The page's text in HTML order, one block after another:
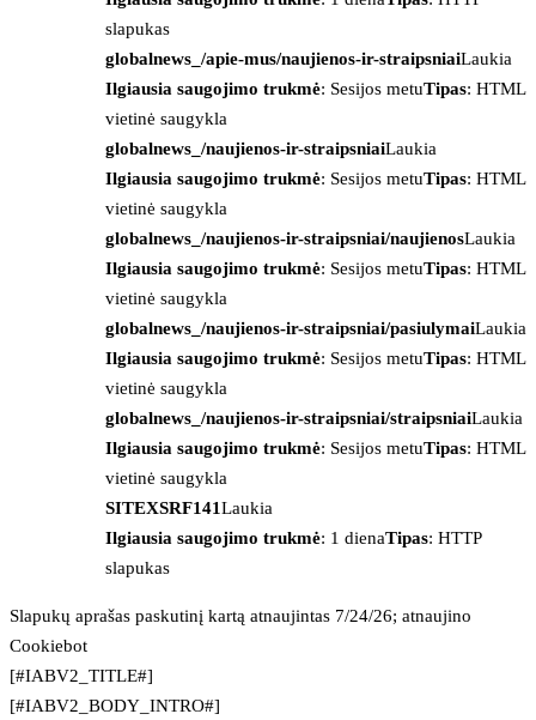
slapukas
globalnews_/apie-mus/naujienos-ir-straipsniaiLaukia
Ilgiausia saugojimo trukmė: Sesijos metuTipas: HTML
vietinė saugykla
globalnews_/naujienos-ir-straipsniaiLaukia
Ilgiausia saugojimo trukmė: Sesijos metuTipas: HTML
vietinė saugykla
globalnews_/naujienos-ir-straipsniai/naujienosLaukia
Ilgiausia saugojimo trukmė: Sesijos metuTipas: HTML
vietinė saugykla
globalnews_/naujienos-ir-straipsniai/pasiulymaiLaukia
Ilgiausia saugojimo trukmė: Sesijos metuTipas: HTML
vietinė saugykla
globalnews_/naujienos-ir-straipsniai/straipsniaiLaukia
Ilgiausia saugojimo trukmė: Sesijos metuTipas: HTML
vietinė saugykla
SITEXSRF141Laukia
Ilgiausia saugojimo trukmė: 1 dienaTipas: HTTP
slapukas
Slapukų aprašas paskutinį kartą atnaujintas 7/24/26; atnaujino
Cookiebot
[#IABV2_TITLE#]
[#IABV2_BODY_INTRO#]